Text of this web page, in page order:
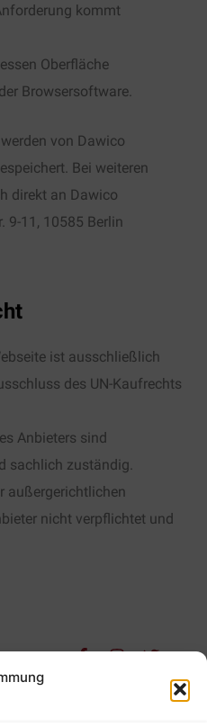
kommt
Oberfläche
Browsersoftware.
von Dawico
Bei weiteren
direkt an Dawico
9-11, 10585 Berlin
ist ausschließlich
des UN-Kaufrechts
Anbieters sind
sachlich zuständig.
außergerichtlichen
nicht verpflichtet und